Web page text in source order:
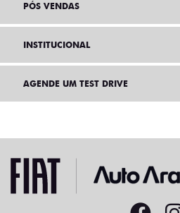
PÓS VENDAS
INSTITUCIONAL
AGENDE UM TEST DRIVE